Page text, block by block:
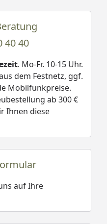
40 40
. Mo-Fr. 10-15 Uhr.
dem Festnetz, ggf.
Mobilfunkpreise.
ab 300 €
Ihnen diese
auf Ihre